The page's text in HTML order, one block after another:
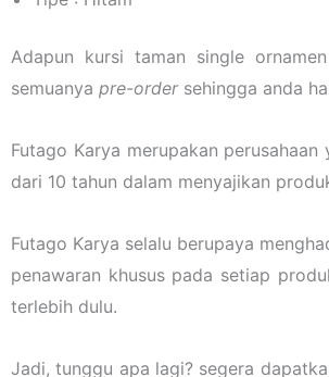
Adapun kursi taman single
semuanya pre-ordersehingga anda
Futago Karya merupakan
dari 10 tahun dalam menyajikan
Futago Karya selalu berupaya
penawaran khusus pada setiap
terlebih dulu.
Jadi, tunggu apa lagi? segera